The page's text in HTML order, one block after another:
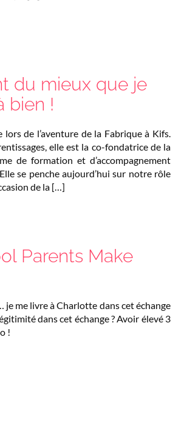
du mieux que je
bien !
de l’aventure de la Fabrique à Kifs.
elle est la co-fondatrice de la
de formation et d’accompagnement
se penche aujourd’hui sur notre rôle
de la […]
Parents Make
me livre à Charlotte dans cet échange
dans cet échange ? Avoir élevé 3
!